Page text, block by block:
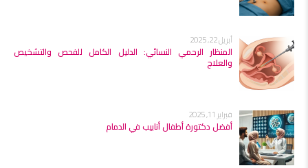
أبريل 22, 2025
المنظار الرحمي النسائي: الدليل الكامل للفحص والتشخيص
والعلاج
فبراير 11, 2025
أفضل دكتورة أطفال أنابيب في الدمام